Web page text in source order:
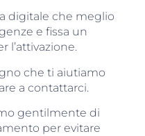
digitale che meglio
e fissa un
l’attivazione.
che ti aiutiamo
a contattarci.
gentilmente di
per evitare